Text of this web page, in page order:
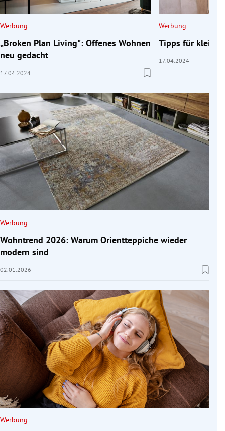
Werbung
„Broken Plan Living": Offenes Wohnen
neu gedacht
17.04.2024
Werbung
Tipps für kleine
17.04.2024
Werbung
Wohntrend 2026: Warum Orientteppiche wieder
modern sind
02.01.2026
Werbung